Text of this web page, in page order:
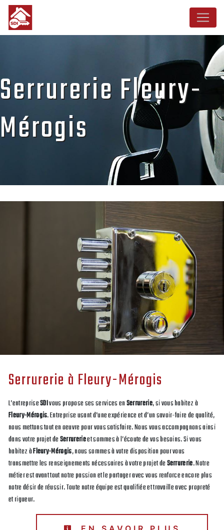
Panneau de gestion des cookies
Serrurerie Fleury-
Mérogis
Serrurerie à Fleury-Mérogis
L’entrepriseSDIvous propose ses services enSerrurerie, si vous habitez à
Fleury-Mérogis. Entreprise usant d’une expérience et d’un savoir-faire de qualité,
nous mettons tout en oeuvre pour vous satisfaire. Nous vous accompagnons ainsi
dans votre projet deSerrurerieet sommes à l’écoute de vos besoins. Si vous
habitez àFleury-Mérogis, nous sommes à votre disposition pour vous
transmettre les renseignements nécessaires à votre projet deSerrurerie. Notre
métier est avant tout notre passion et le partager avec vous renforce encore plus
notre désir de réussir. Toute notre équipe est qualifiée et travaille avec propreté
et rigueur.